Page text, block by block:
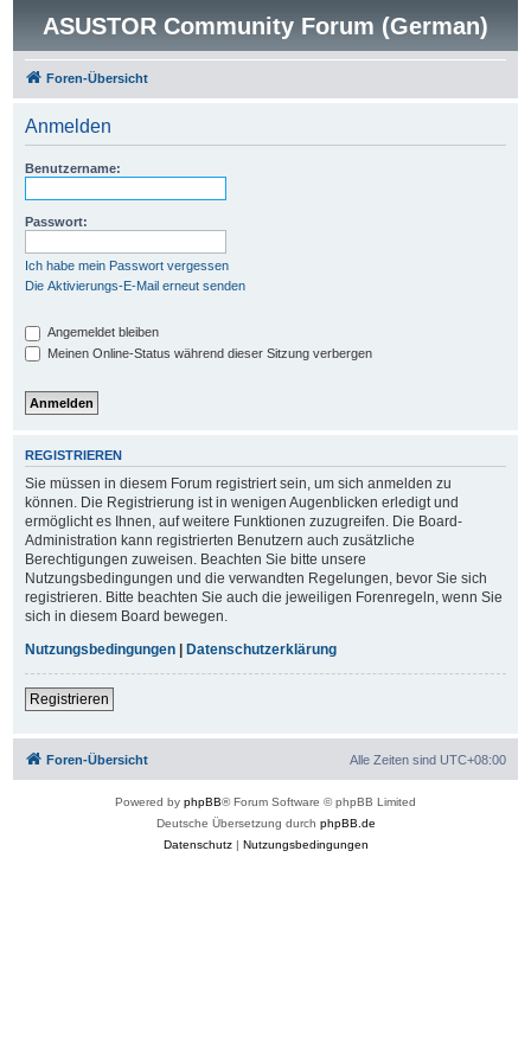
ASUSTOR Community Forum (German)
Foren-Übersicht
Anmelden
Benutzername:
Passwort:
Ich habe mein Passwort vergessen
Die Aktivierungs-E-Mail erneut senden
Angemeldet bleiben
Meinen Online-Status während dieser Sitzung verbergen
REGISTRIEREN
Sie müssen in diesem Forum registriert sein, um sich anmelden zu
können. Die Registrierung ist in wenigen Augenblicken erledigt und
ermöglicht es Ihnen, auf weitere Funktionen zuzugreifen. Die Board-
Administration kann registrierten Benutzern auch zusätzliche
Berechtigungen zuweisen. Beachten Sie bitte unsere
Nutzungsbedingungen und die verwandten Regelungen, bevor Sie sich
registrieren. Bitte beachten Sie auch die jeweiligen Forenregeln, wenn Sie
sich in diesem Board bewegen.
Nutzungsbedingungen| Datenschutzerklärung
Registrieren
Foren-Übersicht Alle Zeiten sind UTC+08:00
Powered by phpBB® Forum Software © phpBB Limited
Deutsche Übersetzung durch phpBB.de
Datenschutz| Nutzungsbedingungen